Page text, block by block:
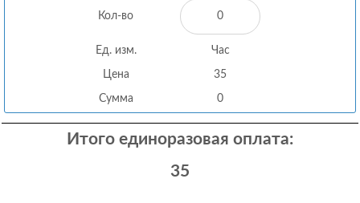
Кол-во
Ед. изм. Час
Цена 35
Сумма 0
Итого единоразовая оплата:
35